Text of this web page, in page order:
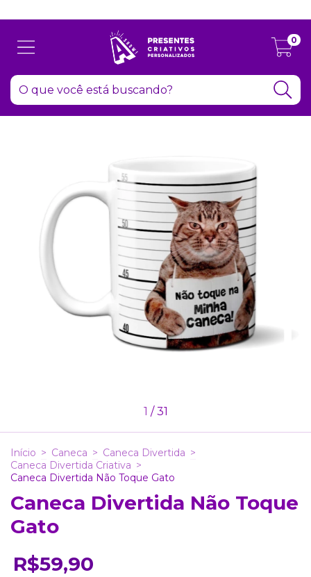
0
1 /31
Início > Caneca > Caneca Divertida >
Caneca Divertida Criativa >
Caneca Divertida Não Toque Gato
Caneca Divertida Não Toque
Gato
R$59,90